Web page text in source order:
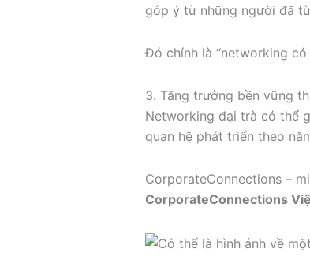
góp ý từ những người đã
Đó chính là “networking
3. Tăng trưởng bền vững
Networking đại trà có thể
quan hệ phát triển theo
CorporateConnections –
CorporateConnections